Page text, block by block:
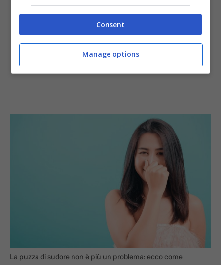
La puzza di sudore non è più un problema: ecco come
Consent
Manage options